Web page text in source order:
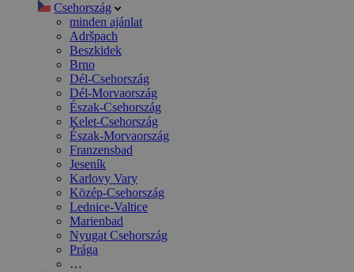
Csehország
minden ajánlat
Adršpach
Beszkidek
Brno
Dél-Csehország
Dél-Morvaország
Észak-Csehország
Kelet-Csehország
Észak-Morvaország
Franzensbad
Jeseník
Karlovy Vary
Közép-Csehország
Lednice-Valtice
Marienbad
Nyugat Csehország
Prága
…